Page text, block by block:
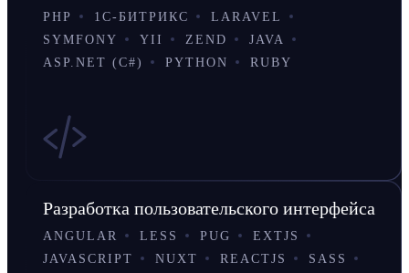
PHP 1С-БИТРИКС
LARAVEL
SYMFONY
YII ZEND
JAVA
ASP.NET (C#)
PYTHON RUBY
Разработка пользовательского интерфейса
ANGULAR LESS PUG
EXTJS
JAVASCRIPT
NUXT REACTJS
SASS